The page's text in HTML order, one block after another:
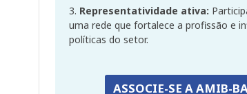
3. Representatividade ativa:
uma rede que fortalece a profissão e
políticas do setor.
ASSOCIE-SE A AMIB-